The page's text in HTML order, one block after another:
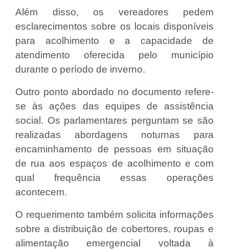
Além disso, os vereadores pedem
esclarecimentos sobre os locais disponíveis
para acolhimento e a capacidade de
atendimento oferecida pelo município
durante o período de inverno.
Outro ponto abordado no documento refere-
se às ações das equipes de assistência
social. Os parlamentares perguntam se são
realizadas abordagens noturnas para
encaminhamento de pessoas em situação
de rua aos espaços de acolhimento e com
qual frequência essas operações
acontecem.
O requerimento também solicita informações
sobre a distribuição de cobertores, roupas e
alimentação emergencial voltada à